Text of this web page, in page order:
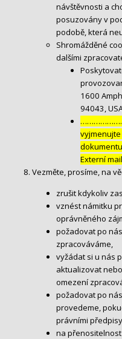
návštěvnosti a
posuzovány v
podobě, která
Shromážděné
dalšími
1600
94043,
Externí
Vezměte, prosíme, na
zrušit kdykoliv
vznést námitku
oprávněného
požadovat po
zpracováváme,
vyžádat si u nás
aktualizovat
omezení
požadovat po
provedeme,
právními
na